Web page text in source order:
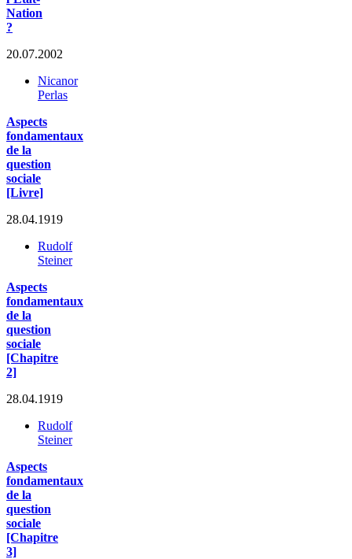
Nation
?
20.07.2002
Nicanor
Perlas
Aspects
fondamentaux
de la
question
sociale
[Livre]
28.04.1919
Rudolf
Steiner
Aspects
fondamentaux
de la
question
sociale
[Chapitre
2]
28.04.1919
Rudolf
Steiner
Aspects
fondamentaux
de la
question
sociale
[Chapitre
3]